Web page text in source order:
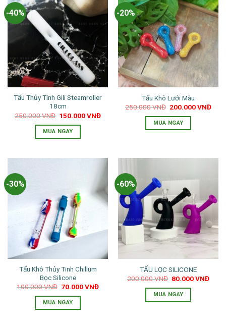
-40%
Tẩu Thủy Tinh Gili Steamroller
18cm
250.000VNĐ Giá
là:
250.000 VNĐ.
150.000VNĐGiá
MUA NGAY
-20%
Tẩu Khô Lưới Màu
250.000VNĐ Giá
là:
250.000 VNĐ.
200.000VNĐGiá
MUA NGAY
-30%
Tẩu Khô Thủy Tinh Chillum
Bọc Silicone
100.000VNĐ Giá
là:
100.000 VNĐ.
70.000VNĐGiá
MUA NGAY
-60%
TẨU LỌC SILICONE
200.000VNĐ Giá
là:
200.000 VNĐ.
80.000VNĐGiá
MUA NGAY